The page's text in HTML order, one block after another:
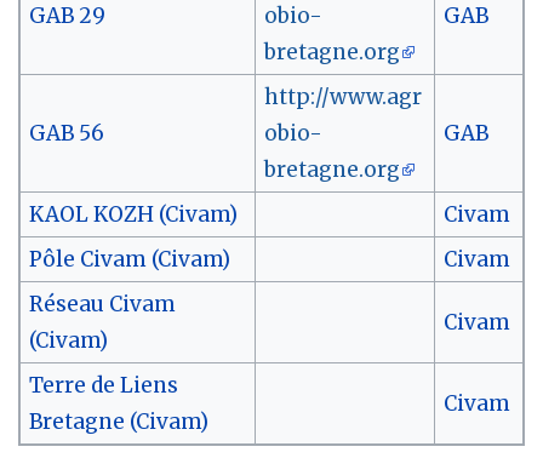
GAB 29
obio-
bretagne.org
GAB
GAB 56
http://www.agr
obio-
bretagne.org
GAB
KAOL KOZH (Civam)
Civam
Pôle Civam (Civam)
Civam
Réseau Civam
(Civam)
Civam
Terre de Liens
Bretagne (Civam)
Civam